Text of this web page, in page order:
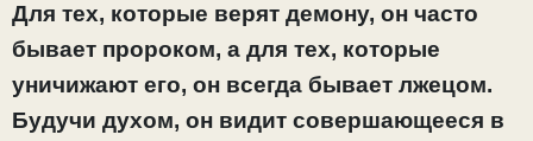
Для тех, которые верят демону, он часто
бывает пророком, а для тех, которые
уничижают его, он всегда бывает лжецом.
Будучи духом, он видит совершающееся в